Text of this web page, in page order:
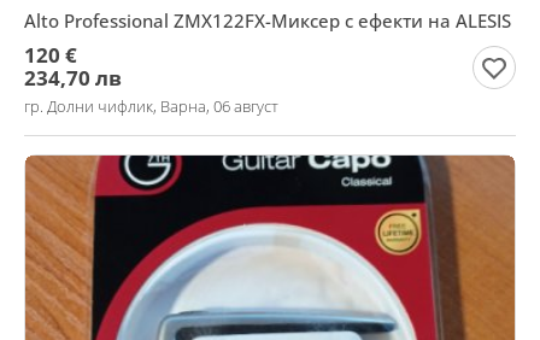
Alto Professional ZMX122FX-Миксер с ефекти на ALESIS
120 €
234,70 лв
гр. Долни чифлик, Варна, 06 август